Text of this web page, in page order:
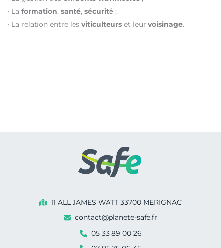
• La formation, santé, sécurité ;
• La relation entre les viticulteurs et leur voisinage.
11 ALL JAMES WATT 33700 MERIGNAC
contact@planete-safe.fr
05 33 89 00 26